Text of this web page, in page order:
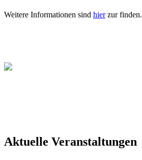
Weitere Informationen sind hierzur finden.
Aktuelle Veranstaltungen